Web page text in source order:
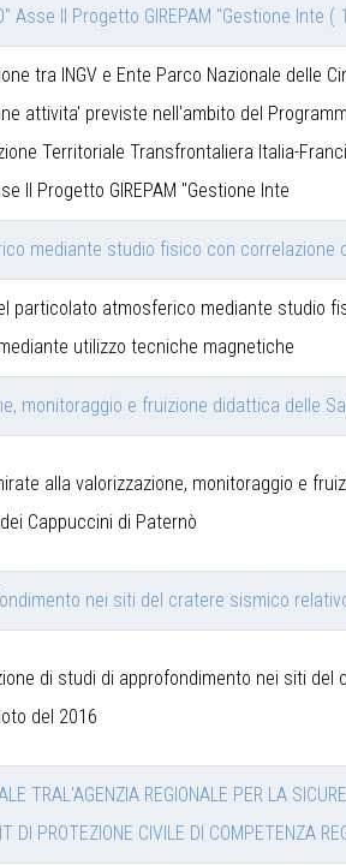
Asse II Progetto GIREPAM "Gestione Inte (
tra INGV e Ente Parco Nazionale delle
attivita' previste nell'ambito del
Territoriale Transfrontaliera Italia-
II Progetto GIREPAM "Gestione Inte
mediante studio fisico con
particolato atmosferico mediante studio
utilizzo tecniche magnetiche
monitoraggio e fruizione didattica delle
alla valorizzazione, monitoraggio e
Cappuccini di Paternò
nei siti del cratere sismico
di studi di approfondimento nei siti del
del 2016
TRAL'AGENZIA REGIONALE PER LA
DI PROTEZIONE CIVILE DI COMPETENZA